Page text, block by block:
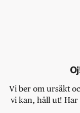
Vi ber om ursäkt
vi kan, håll ut!